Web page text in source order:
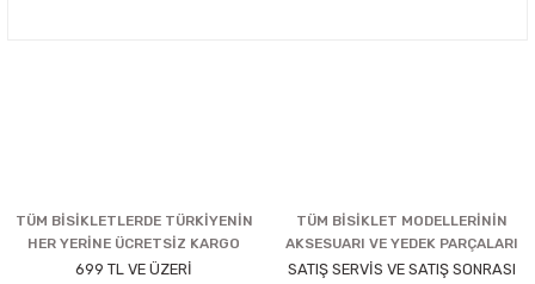
TÜM BİSİKLETLERDE TÜRKİYENİN
HER YERİNE ÜCRETSİZ KARGO
699 TL VE ÜZERİ
TÜM BİSİKLET MODELLERİNİN
AKSESUARI VE YEDEK PARÇALARI
SATIŞ SERVİS VE SATIŞ SONRASI